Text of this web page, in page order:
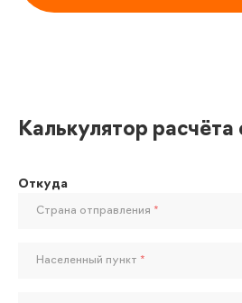
Калькулятор расчёта
Откуда
Страна отправления *
Населенный пункт *